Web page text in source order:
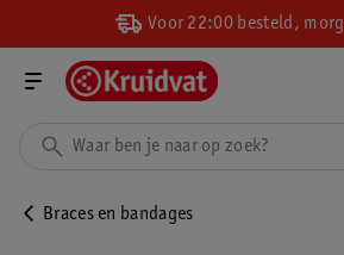
Voor 22:00 besteld,
Braces en bandages